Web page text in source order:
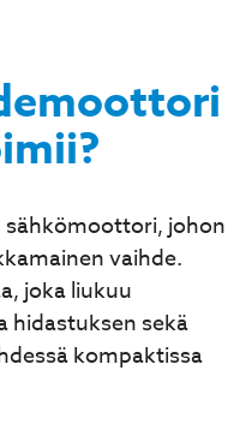
johon
vaihde.
joka liukuu
hidastuksen sekä
kompaktissa